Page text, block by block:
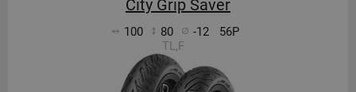
City Grip Saver
100 80 -12
56P
TL,F